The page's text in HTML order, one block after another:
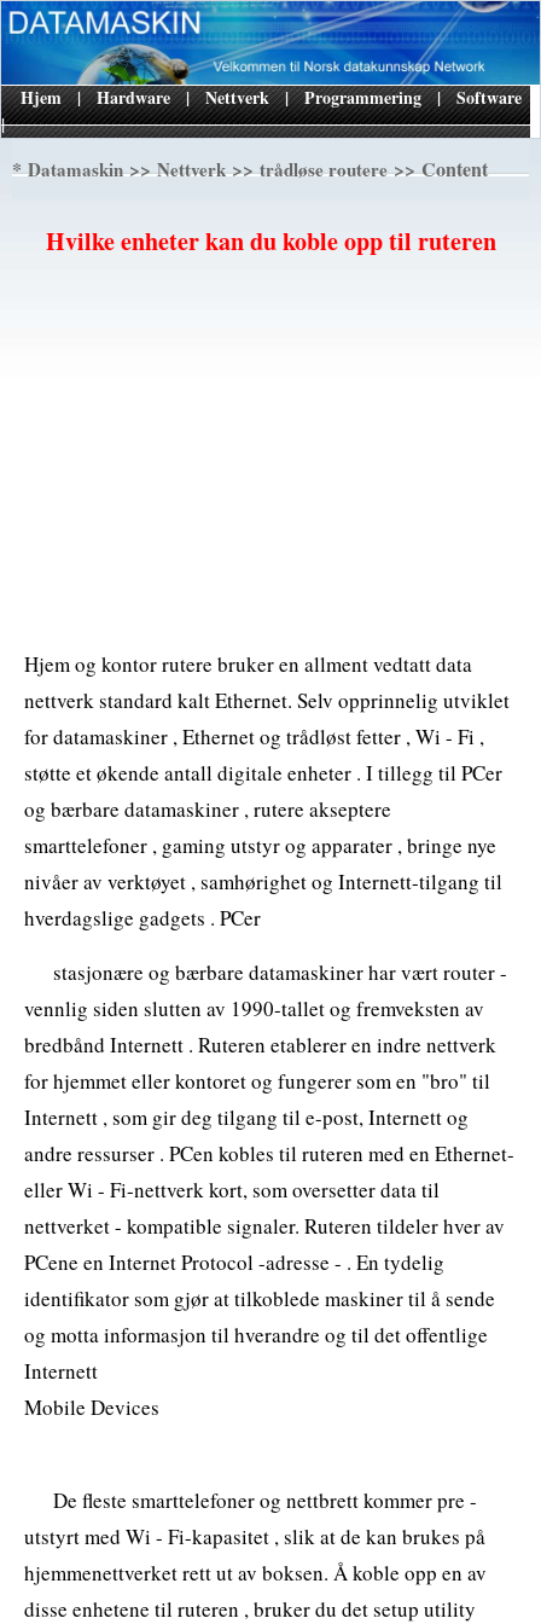
|
Hjem | Hardware | Nettverk | Programmering | Software
*Datamaskin>>Nettverk>>trådløse routere>> Content
Hvilke enheter kan du koble opp til ruteren
Hjem og kontor rutere bruker en allment vedtatt data
nettverk standard kalt Ethernet. Selv opprinnelig utviklet
for datamaskiner , Ethernet og trådløst fetter , Wi - Fi ,
støtte et økende antall digitale enheter . I tillegg til PCer
og bærbare datamaskiner , rutere akseptere
smarttelefoner , gaming utstyr og apparater , bringe nye
nivåer av verktøyet , samhørighet og Internett-tilgang til
hverdagslige gadgets . PCer
stasjonære og bærbare datamaskiner har vært router -
vennlig siden slutten av 1990-tallet og fremveksten av
bredbånd Internett . Ruteren etablerer en indre nettverk
for hjemmet eller kontoret og fungerer som en "bro" til
Internett , som gir deg tilgang til e-post, Internett og
andre ressurser . PCen kobles til ruteren med en Ethernet-
eller Wi - Fi-nettverk kort, som oversetter data til
nettverket - kompatible signaler. Ruteren tildeler hver av
PCene en Internet Protocol -adresse - . En tydelig
identifikator som gjør at tilkoblede maskiner til å sende
og motta informasjon til hverandre og til det offentlige
Internett
Mobile Devices
De fleste smarttelefoner og nettbrett kommer pre -
utstyrt med Wi - Fi-kapasitet , slik at de kan brukes på
hjemmenettverket rett ut av boksen. Å koble opp en av
disse enhetene til ruteren , bruker du det setup utility